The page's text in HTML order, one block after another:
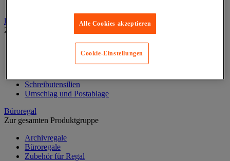
Büromaterial und Büromöbel
Zur gesamten Produktgruppe
Kalender und Schreibunterlage
Schreibutensilien
Umschlag und Postablage
Büroregal
Zur gesamten Produktgruppe
Archivregale
Büroregale
Zubehör für Regal
Alle Cookies akzeptieren
Cookie-Einstellungen